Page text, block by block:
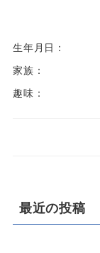
生年月日：
家族：
趣味：
最近の投稿